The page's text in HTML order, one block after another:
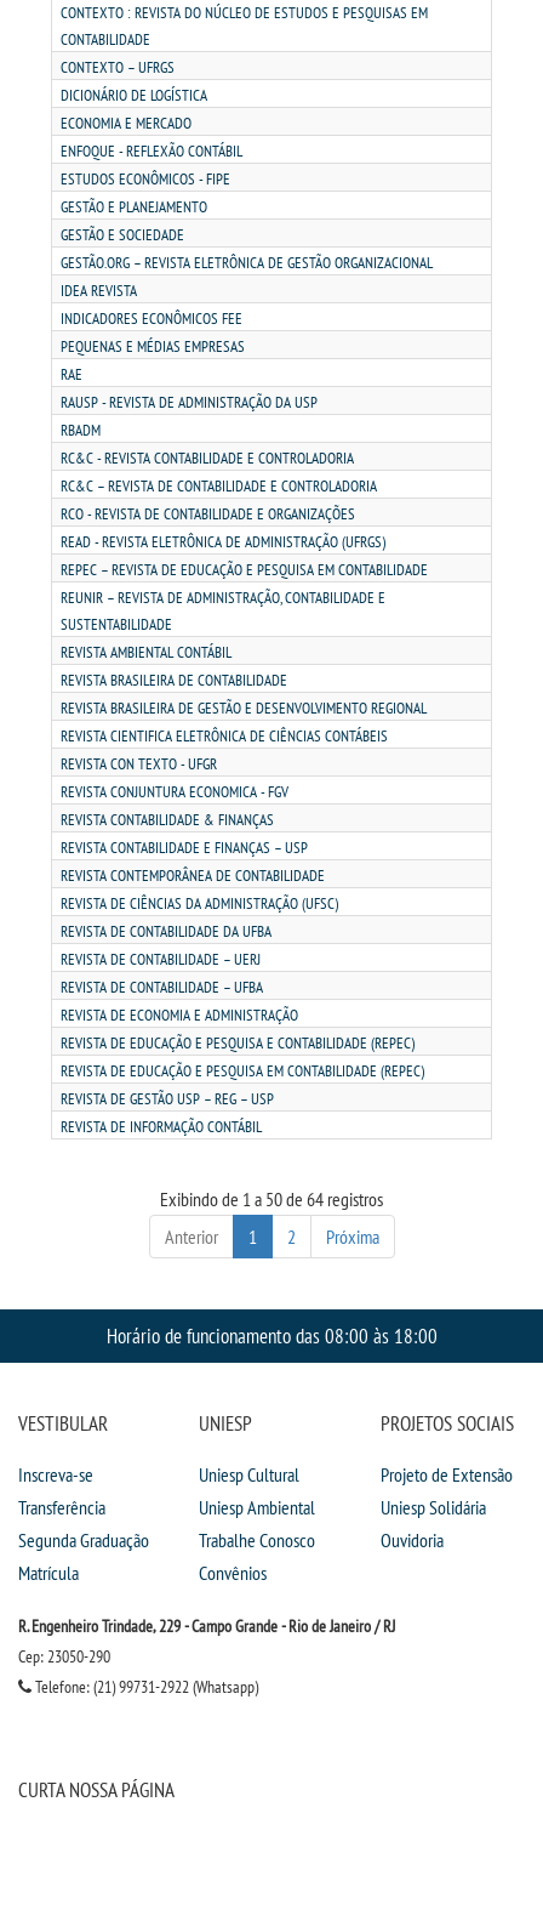
CPSA
CPA
PORTARIAS
LOGIN
WEBMAIL
PORTAL DE ALUNOS
PORTAL DE PROFESSORES/ACADÊMICO
UNIESP
CONTATO
IMPRENSA
TRABALHE CONOSCO
OUVIDORIA
CONTEXTO : REVISTA DO NÚCLEO DE ESTUDOS E PESQUISAS EM
CONTABILIDADE
CONTEXTO – UFRGS
DICIONÁRIO DE LOGÍSTICA
ECONOMIA E MERCADO
ENFOQUE - REFLEXÃO CONTÁBIL
ESTUDOS ECONÔMICOS - FIPE
GESTÃO E PLANEJAMENTO
GESTÃO E SOCIEDADE
GESTÃO.ORG – REVISTA ELETRÔNICA DE GESTÃO ORGANIZACIONAL
IDEA REVISTA
INDICADORES ECONÔMICOS FEE
PEQUENAS E MÉDIAS EMPRESAS
RAE
RAUSP - REVISTA DE ADMINISTRAÇÃO DA USP
RBADM
RC&C - REVISTA CONTABILIDADE E CONTROLADORIA
RC&C – REVISTA DE CONTABILIDADE E CONTROLADORIA
RCO - REVISTA DE CONTABILIDADE E ORGANIZAÇÕES
READ - REVISTA ELETRÔNICA DE ADMINISTRAÇÃO (UFRGS)
REPEC – REVISTA DE EDUCAÇÃO E PESQUISA EM CONTABILIDADE
REUNIR – REVISTA DE ADMINISTRAÇÃO, CONTABILIDADE E
SUSTENTABILIDADE
REVISTA AMBIENTAL CONTÁBIL
REVISTA BRASILEIRA DE CONTABILIDADE
REVISTA BRASILEIRA DE GESTÃO E DESENVOLVIMENTO REGIONAL
REVISTA CIENTIFICA ELETRÔNICA DE CIÊNCIAS CONTÁBEIS
REVISTA CON TEXTO - UFGR
REVISTA CONJUNTURA ECONOMICA - FGV
REVISTA CONTABILIDADE & FINANÇAS
REVISTA CONTABILIDADE E FINANÇAS – USP
REVISTA CONTEMPORÂNEA DE CONTABILIDADE
REVISTA DE CIÊNCIAS DA ADMINISTRAÇÃO (UFSC)
REVISTA DE CONTABILIDADE DA UFBA
REVISTA DE CONTABILIDADE – UERJ
REVISTA DE CONTABILIDADE – UFBA
REVISTA DE ECONOMIA E ADMINISTRAÇÃO
REVISTA DE EDUCAÇÃO E PESQUISA E CONTABILIDADE (REPEC)
REVISTA DE EDUCAÇÃO E PESQUISA EM CONTABILIDADE (REPEC)
REVISTA DE GESTÃO USP – REG – USP
REVISTA DE INFORMAÇÃO CONTÁBIL
Exibindo de 1 a 50 de 64 registros
Anterior
1 2 Próxima
Horário de funcionamento das 08:00 às 18:00
VESTIBULAR
Inscreva-se
Transferência
Segunda Graduação
Matrícula
UNIESP
Uniesp Cultural
Uniesp Ambiental
Trabalhe Conosco
Convênios
PROJETOS SOCIAIS
Projeto de Extensão
Uniesp Solidária
Ouvidoria
R. Engenheiro Trindade, 229 - Campo Grande - Rio de Janeiro / RJ
Cep: 23050-290
Telefone: (21) 99731-2922 (Whatsapp)
CURTA NOSSA PÁGINA